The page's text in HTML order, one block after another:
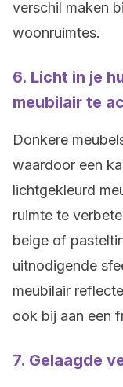
verschil maken
woonruimtes.
6. Licht in je
meubilair te
Donkere
waardoor een
lichtgekleurd
ruimte te
beige of
uitnodigende
meubilair
ook bij aan een
7. Gelaagde